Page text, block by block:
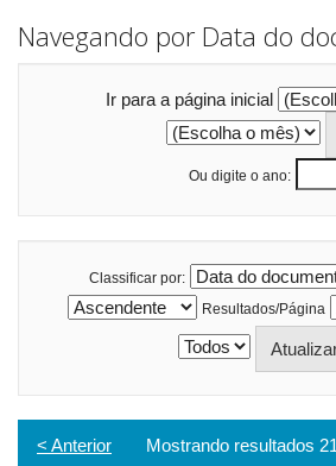
Navegando por Data do
Ir para a página inicial
Ou digite o ano:
Classificar por:
Resultados/Página
Mostrando resultados
< Anterior